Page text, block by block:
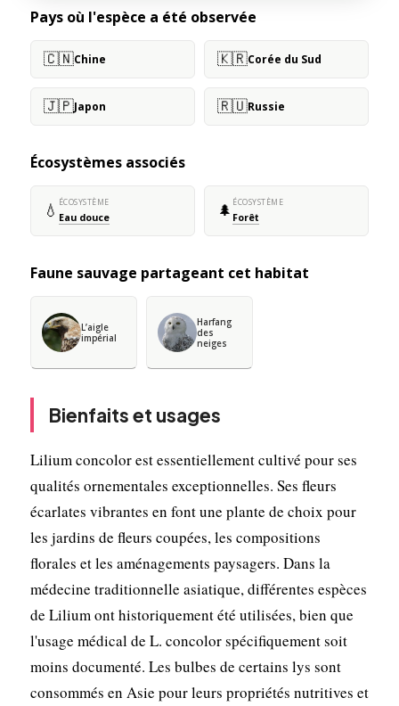
Pays où l'espèce a été observée
🇨🇳Chine 🇰🇷Corée du Sud
🇯🇵Japon 🇷🇺Russie
Écosystèmes associés
💧 ÉCOSYSTÈME
Eau douce 🌲 ÉCOSYSTÈME
Forêt
Faune sauvage partageant cet habitat
L’aigle
impérial
Harfang
des
neiges
Bienfaits et usages
Lilium concolor est essentiellement cultivé pour ses
qualités ornementales exceptionnelles. Ses fleurs
écarlates vibrantes en font une plante de choix pour
les jardins de fleurs coupées, les compositions
florales et les aménagements paysagers. Dans la
médecine traditionnelle asiatique, différentes espèces
de Lilium ont historiquement été utilisées, bien que
l'usage médical de L. concolor spécifiquement soit
moins documenté. Les bulbes de certains lys sont
consommés en Asie pour leurs propriétés nutritives et